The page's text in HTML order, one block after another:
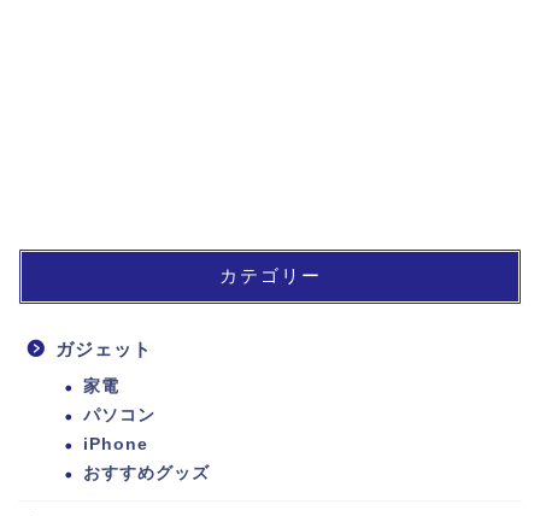
カテゴリー
ガジェット
家電
パソコン
iPhone
おすすめグッズ